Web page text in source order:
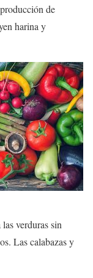
de
harina y
verduras sin
Las calabazas y